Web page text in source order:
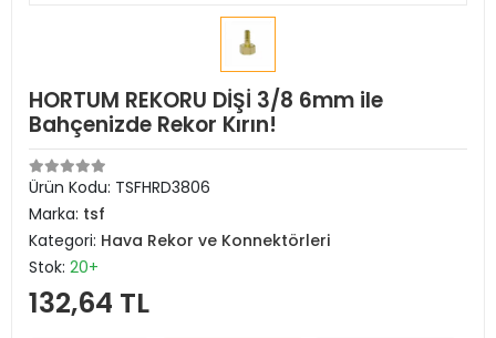
HORTUM REKORU DİŞİ 3/8 6mm ile
Bahçenizde Rekor Kırın!
Ürün Kodu: TSFHRD3806
Marka: tsf
Kategori: Hava Rekor ve Konnektörleri
Stok: 20+
132,64 TL